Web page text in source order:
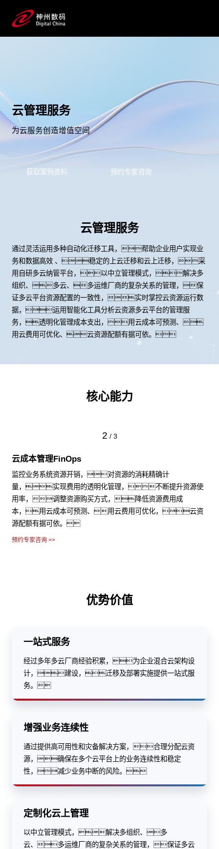
云管理服务
为云服务创造增值空间
获取案例资料 预约专家咨询
云管理服务
通过灵活运用多种自动化迁移工具，帮助企业用户实现业
务和数据高效 、稳定的上云迁移和云上迁移，采
用自研多云纳管平台，以中立管理模式，解决多
组织、多云、多运维厂商的复杂关系的管理，保
证多云平台资源配置的一致性，实时掌控云资源运行数
据，运用智能化工具分析云资源多云平台的管理服
务，透明化管理成本支出，用云成本可预测、
用云费用可优化、云资源配额有据可依。
核心能力
2 / 3
云成本管理FinOps
监控业务系统资源开销，对资源的消耗精确计
量，实现费用的透明化管理，不断提升资源使
用率，调整资源购买方式，降低资源费用成
本，用云成本可预测、用云费用可优化，云资
源配额有据可依。
预约专家咨询 >>
优势价值
一站式服务
经过多年多云厂商经验积累，为企业混合云架构设
计，建设，迁移及部署实施提供一站式服
务。
增强业务连续性
通过提供高可用性和灾备解决方案，合理分配云资
源，确保在多个云平台上的业务连续性和稳定
性，减少业务中断的风险。
定制化云上管理
以中立管理模式，解决多组织、多
云、多运维厂商的复杂关系的管理，保证多云